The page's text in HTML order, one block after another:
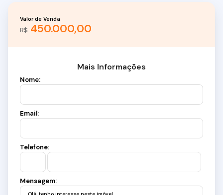
R$ 450.000,00
Valor de Venda
Mais Informações
Nome:
Email:
Telefone:
Mensagem: